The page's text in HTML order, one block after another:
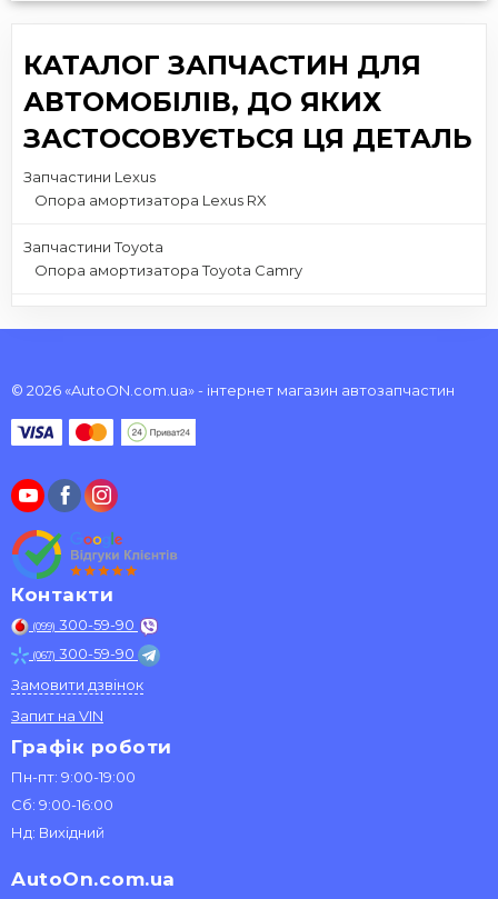
КАТАЛОГ ЗАПЧАСТИН ДЛЯ
АВТОМОБІЛІВ, ДО ЯКИХ
ЗАСТОСОВУЄТЬСЯ ЦЯ ДЕТАЛЬ
Запчастини Lexus
Опора амортизатора Lexus RX
Запчастини Toyota
Опора амортизатора Toyota Camry
© 2026 «AutoON.com.ua» - інтернет магазин автозапчастин
Контакти
(099) 300-59-90
(067) 300-59-90
Замовити дзвінок
Запит на VIN
Графік роботи
Пн-пт: 9:00-19:00
Сб: 9:00-16:00
Нд: Вихідний
AutoOn.com.ua